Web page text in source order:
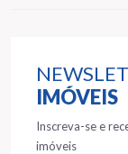
IMÓVEIS
Inscreva-se e
imóveis